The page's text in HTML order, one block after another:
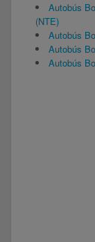
Autobús
(NTE)
Autobús
Autobús
Autobús